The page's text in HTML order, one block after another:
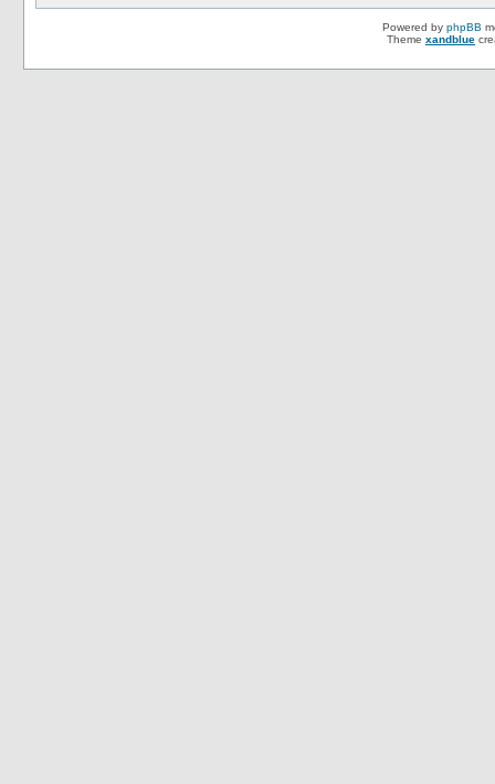
Powered by phpBB
Theme xandblue